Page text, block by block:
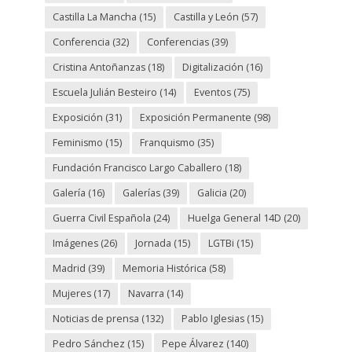
Castilla La Mancha (15) Castilla y León (57)
Conferencia (32) Conferencias(39)
Cristina Antoñanzas(18) Digitalización (16)
Escuela Julián Besteiro (14) Eventos(75)
Exposición (31) Exposición Permanente (98)
Feminismo (15) Franquismo (35)
Fundación Francisco Largo Caballero (18)
Galería (16) Galerías(39) Galicia (20)
Guerra Civil Española (24) Huelga General 14D (20)
Imágenes(26) Jornada (15) LGTBi (15)
Madrid (39) Memoria Histórica (58)
Mujeres(17) Navarra (14)
Noticias de prensa (132) Pablo Iglesias(15)
Pedro Sánchez (15) Pepe Álvarez (140)